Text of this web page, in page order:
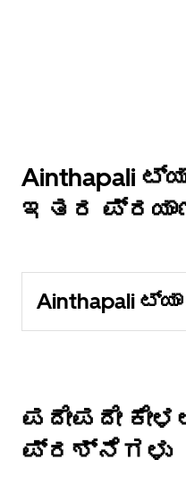
Ainthapali
ಇತರ
Ainthapali
ಪದೇಪದೇ
ಪ್ರಶ್ನೆಗಳು